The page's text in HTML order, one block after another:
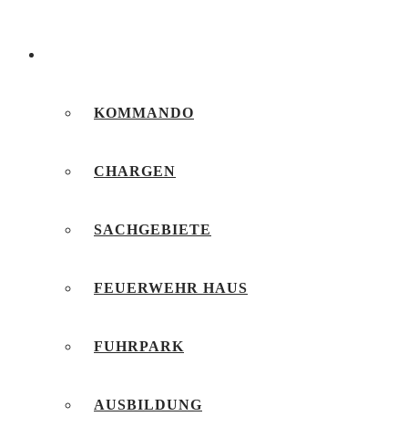
KOMMANDO
CHARGEN
SACHGEBIETE
FEUERWEHR HAUS
FUHRPARK
AUSBILDUNG